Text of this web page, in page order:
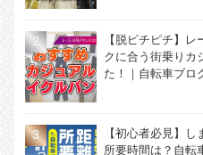
【脱ピチピチ】
クに合う街乗りカ
た！｜自転車ブロ
【初心者必見】
所要時間は？自転